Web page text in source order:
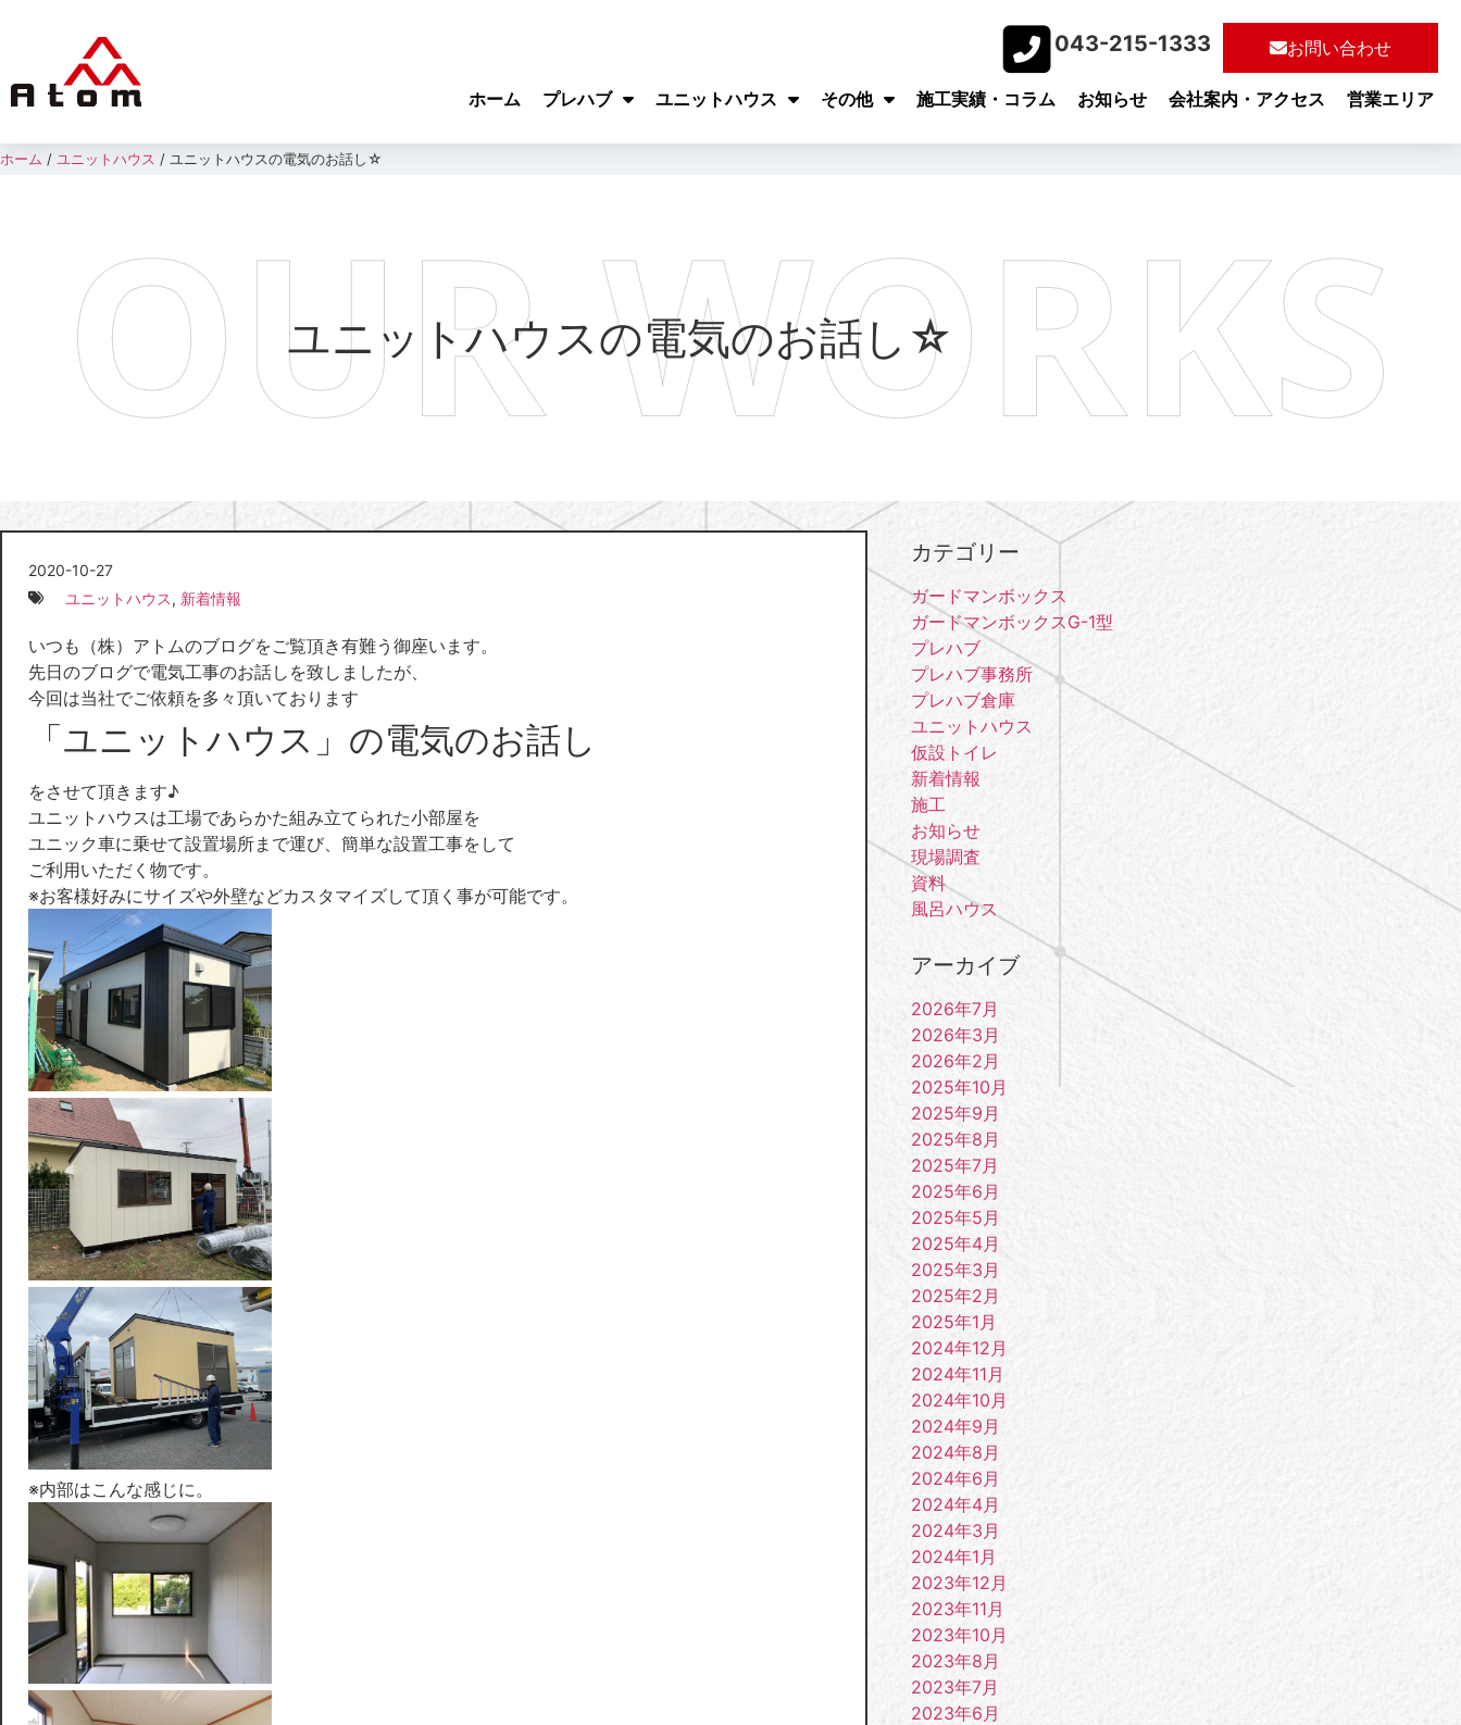
043-215-1333​ お問い合わせ
ホーム プレハブ ユニットハウス その他 施工実績・コラム お知らせ 会社案内・アクセス 営業エリア
ホーム / ユニットハウス / ユニットハウスの電気のお話し☆
ユニットハウスの電気のお話し☆
2020-10-27
ユニットハウス, 新着情報
いつも（株）アトムのブログをご覧頂き有難う御座います。
先日のブログで電気工事のお話しを致しましたが、
今回は当社でご依頼を多々頂いております
「ユニットハウス」の電気のお話し
をさせて頂きます♪
ユニットハウスは工場であらかた組み立てられた小部屋を
ユニック車に乗せて設置場所まで運び、簡単な設置工事をして
ご利用いただく物です。
※お客様好みにサイズや外壁などカスタマイズして頂く事が可能です。
※内部はこんな感じに。
カテゴリー
ガードマンボックス
ガードマンボックスG-1型
プレハブ
プレハブ事務所
プレハブ倉庫
ユニットハウス
仮設トイレ
新着情報
施工
お知らせ
現場調査
資料
風呂ハウス
アーカイブ
2026年7月
2026年3月
2026年2月
2025年10月
2025年9月
2025年8月
2025年7月
2025年6月
2025年5月
2025年4月
2025年3月
2025年2月
2025年1月
2024年12月
2024年11月
2024年10月
2024年9月
2024年8月
2024年6月
2024年4月
2024年3月
2024年1月
2023年12月
2023年11月
2023年10月
2023年8月
2023年7月
2023年6月